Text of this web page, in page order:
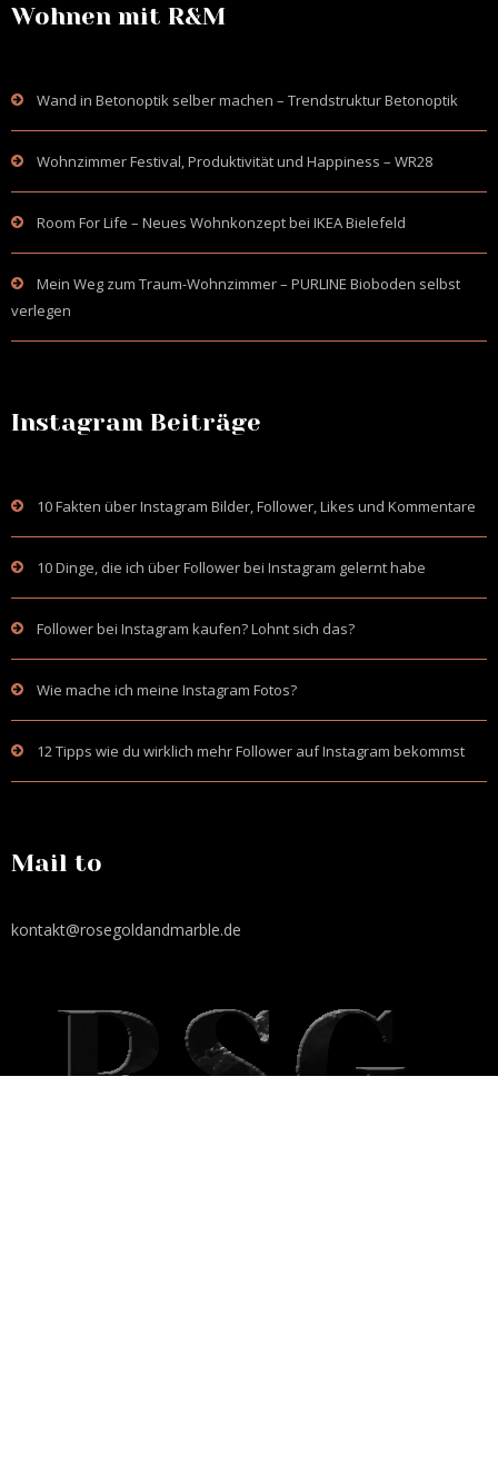
Wohnen mit R&M
Wand in Betonoptik selber machen – Trendstruktur Betonoptik
Wohnzimmer Festival, Produktivität und Happiness – WR28
Room For Life – Neues Wohnkonzept bei IKEA Bielefeld
Mein Weg zum Traum-Wohnzimmer – PURLINE Bioboden selbst
verlegen
Instagram Beiträge
10 Fakten über Instagram Bilder, Follower, Likes und Kommentare
10 Dinge, die ich über Follower bei Instagram gelernt habe
Follower bei Instagram kaufen? Lohnt sich das?
Wie mache ich meine Instagram Fotos?
12 Tipps wie du wirklich mehr Follower auf Instagram bekommst
Mail to
kontakt@rosegoldandmarble.de